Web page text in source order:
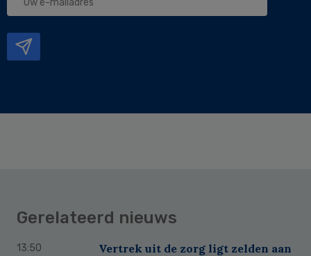
Gerelateerd nieuws
13:50
Vertrek uit de zorg ligt zelden aan